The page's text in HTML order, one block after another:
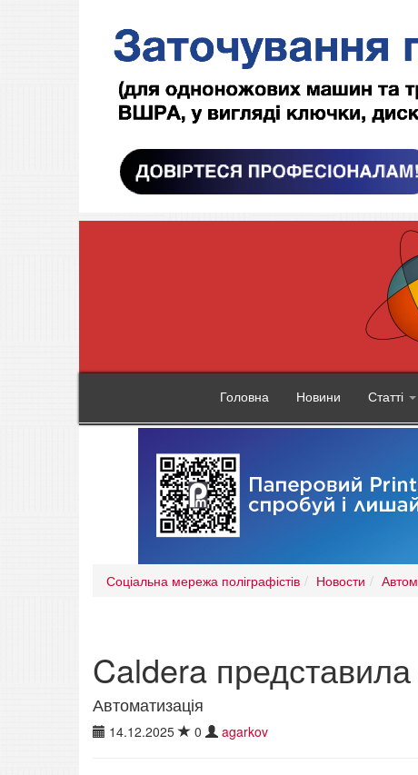
Головна Новини Статті
Соціальна мережа поліграфістів Новости
Caldera представила
Автоматизація
14.12.2025 0 agarkov